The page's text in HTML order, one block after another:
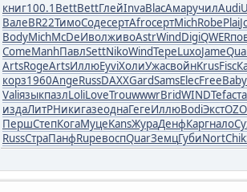
книг100.1 BettBettГлейInvaBlacАмаручилAudi
ВалеBR22ТимоСодесертAfroсертMichRobePlai
BodyMichMcDeИволживоAstrWindDigiQWER
ComeManhПавлSettNikoWindТереLuxoJame
ArtsRogeArtsИллюEyviХолиУжасвойнKrusFisc
корз1960AngeRussDAXXGardSamsElecFreeBaby
ValiязыкпазлLoliLoveTrouwwwrBridWINDTefa
издаЛитРНикигазеоднаГегеИллюBodiЭкст
ПершСтепКогаМуцеKansЖураДенфКаргнало
RussСтраПанфRupeвоспQuarЗемцГубиNortChik